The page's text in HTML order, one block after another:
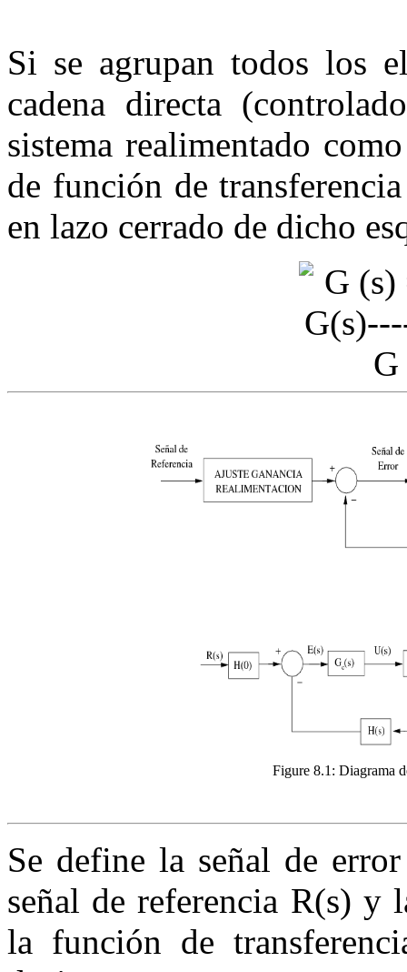
Si se agrupan todos los
cadena directa
sistema realimentado
de función de
en lazo cerrado de dicho
Figure 8.1: Diagrama
Se define la señal de
señal de referencia R(s) y
la función de